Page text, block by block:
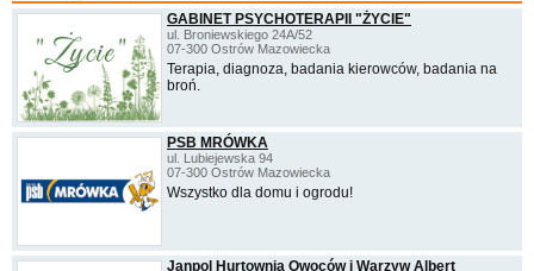
GABINET PSYCHOTERAPII "ŻYCIE"
ul. Broniewskiego 24A/52
07-300 Ostrów Mazowiecka
Terapia, diagnoza, badania kierowców, badania na
broń.
PSB MRÓWKA
ul. Lubiejewska 94
07-300 Ostrów Mazowiecka
Wszystko dla domu i ogrodu!
Janpol Hurtownia Owoców i Warzyw Albert